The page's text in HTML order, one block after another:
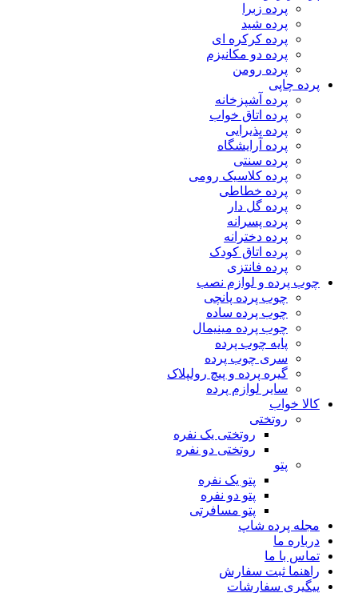
پرده زبرا
پرده شید
پرده کرکره ای
پرده دو مکانیزم
پرده رومن
پرده چاپی
پرده آشپزخانه
پرده اتاق خواب
پرده پذیرایی
پرده آرایشگاه
پرده سنتی
پرده کلاسیک رومی
پرده خطاطی
پرده گل دار
پرده پسرانه
پرده دخترانه
پرده اتاق کودک
پرده فانتزی
چوب پرده و لوازم نصب
چوب پرده پانچی
چوب پرده ساده
چوب پرده مینیمال
پایه چوب پرده
سری چوب پرده
گیره پرده و پیچ رولپلاک
سایر لوازم پرده
کالا خواب
روتختی
روتختی یک نفره
روتختی دو نفره
پتو
پتو یک نفره
پتو دو نفره
پتو مسافرتی
مجله پرده شاپ
درباره ما
تماس با ما
راهنما ثبت سفارش
پیگیری سفارشات